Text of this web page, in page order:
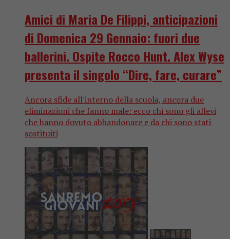
Amici di Maria De Filippi, anticipazioni
di Domenica 29 Gennaio: fuori due
ballerini. Ospite Rocco Hunt. Alex Wyse
presenta il singolo “Dire, fare, curare”
Ancora sfide all'interno della scuola, ancora due
eliminazioni che fanno male: ecco chi sono gli allevi
che hanno dovuto abbandonare e da chi sono stati
sostituiti